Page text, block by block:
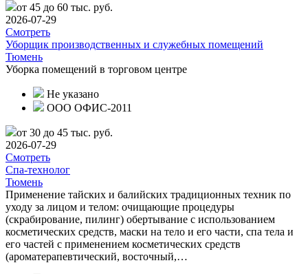
от 45 до 60 тыс. руб.
2026-07-29
Смотреть
Уборщик производственных и служебных помещений
Тюмень
Уборка помещений в торговом центре
Не указано
ООО ОФИС-2011
от 30 до 45 тыс. руб.
2026-07-29
Смотреть
Спа-технолог
Тюмень
Применение тайских и балийских традиционных техник по
уходу за лицом и телом: очищающие процедуры
(скрабирование, пилинг) обертывание с использованием
косметических средств, маски на тело и его части, спа тела и
его частей с применением косметических средств
(ароматерапевтический, восточный,…